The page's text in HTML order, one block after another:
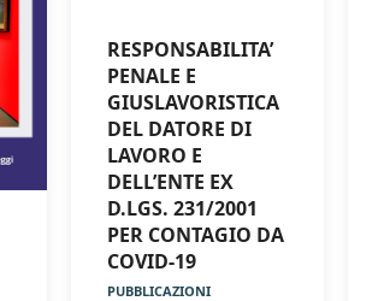
RESPONSABILITA’
PENALE E
GIUSLAVORISTICA
DEL DATORE DI
LAVORO E
DELL’ENTE EX
D.LGS. 231/2001
PER CONTAGIO DA
COVID-19
PUBBLICAZIONI